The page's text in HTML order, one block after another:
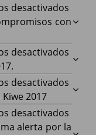
desactivados
Cauca
con
con
desactivados
ACIN
desactivados
Hacía
2017
desactivados
alerta por la